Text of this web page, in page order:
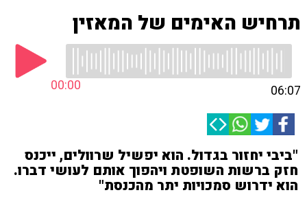
תרחיש האימים של המאזין
00:00 06:07
"ביבי יחזור בגדול. הוא יפשיל שרוולים, ייכנס
חזק ברשות השופטת ויהפוך אותם לעושי דברו.
הוא ידרוש סמכויות יתר מהכנסת"